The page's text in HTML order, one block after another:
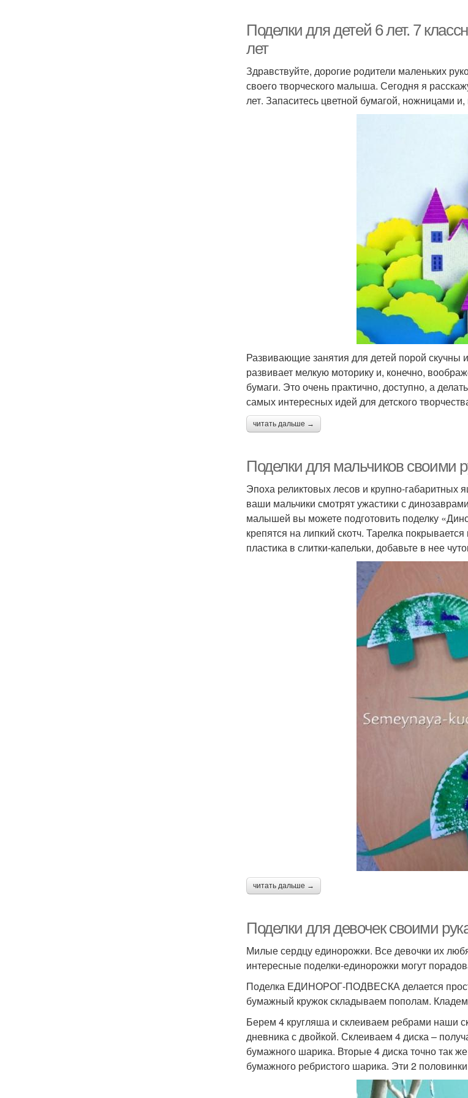
Поделки для детей 6 лет. 7
лет
Здравствуйте, дорогие родители маленьких
своего творческого малыша. Сегодня я
лет. Запаситесь цветной бумагой, ножницами
Развивающие занятия для детей порой
развивает мелкую моторику и, конечно,
бумаги. Это очень практично, доступно, а
самых интересных идей для детского
читать дальше →
Поделки для мальчиков
Эпоха реликтовых лесов и крупно-
ваши мальчики смотрят ужастики с
малышей вы можете подготовить поделку
крепятся на липкий скотч. Тарелка
пластика в слитки-капельки, добавьте в нее
читать дальше →
Поделки для девочек своими
Милые сердцу единорожки. Все девочки их
интересные поделки-единорожки могут
Поделка ЕДИНОРОГ-ПОДВЕСКА делается
бумажный кружок складываем пополам. Кладем
Берем 4 кругляша и склеиваем ребрами наши
дневника с двойкой. Склеиваем 4 диска –
бумажного шарика. Вторые 4 диска точно так
бумажного ребристого шарика. Эти 2